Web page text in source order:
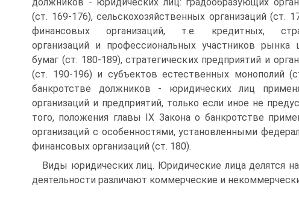
(ст. 169-176), сельскохозяйственных организаций (ст.
финансовых организаций, т.е. кредитных,
организаций и профессиональных участников рынка
бумаг (ст. 180-189), стратегических предприятий и
(ст. 190-196) и субъектов естественных монополий
банкротстве должников - юридических лиц
организаций и предприятий, только если иное не
того, положения главы IX Закона о банкротстве
организаций с особенностями, установленными
финансовых организаций (ст. 180).
Виды юридических лиц. Юридические лица делятся
деятельности различают коммерческие и